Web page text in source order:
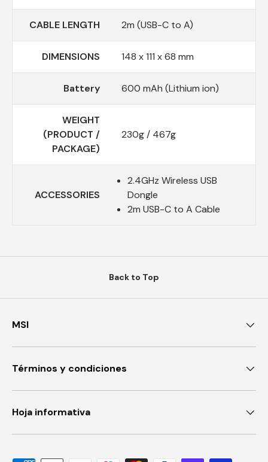
CABLE LENGTH 2m (USB-C to A)
DIMENSIONS 148 x 111 x 68 mm
Battery 600 mAh (Lithium ion)
WEIGHT
(PRODUCT /
PACKAGE)
230g / 467g
ACCESSORIES
2.4GHz Wireless USB
Dongle
2m USB-C to A Cable
Back to Top
MSI
Términos y condiciones
Hoja informativa